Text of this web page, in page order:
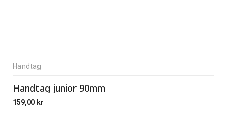
Handtag
Handtag junior 90mm
159,00 kr